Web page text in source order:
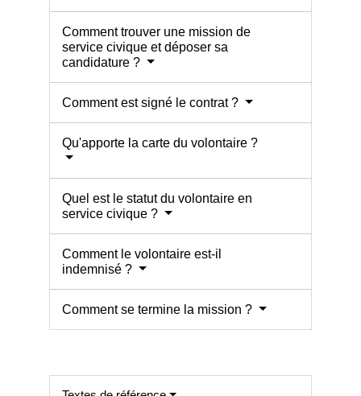
Comment trouver une mission de
service civique et déposer sa
candidature ?
Comment est signé le contrat ?
Qu'apporte la carte du volontaire ?
Quel est le statut du volontaire en
service civique ?
Comment le volontaire est-il
indemnisé ?
Comment se termine la mission ?